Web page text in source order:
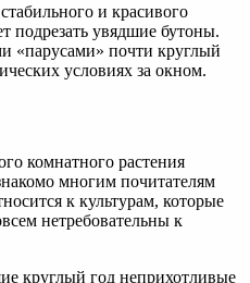
и красивого
подрезать увядшие бутоны.
«парусами» почти круглый
условиях за окном.
комнатного растения
многим почитателям
к культурам, которые
нетребовательны к